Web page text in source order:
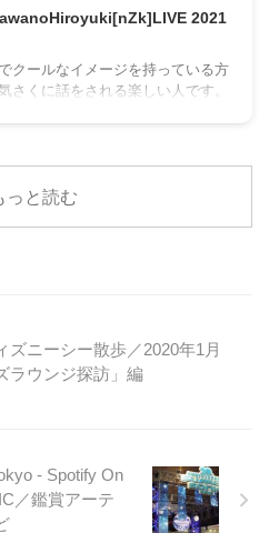
2021
クールなイメージを持っている方
さくに話をされる楽しい人です。
っと読む
ズニーシー散歩／2020年1月
ラウンジ探訪」編
- Spotify On
／鑑賞アーテ